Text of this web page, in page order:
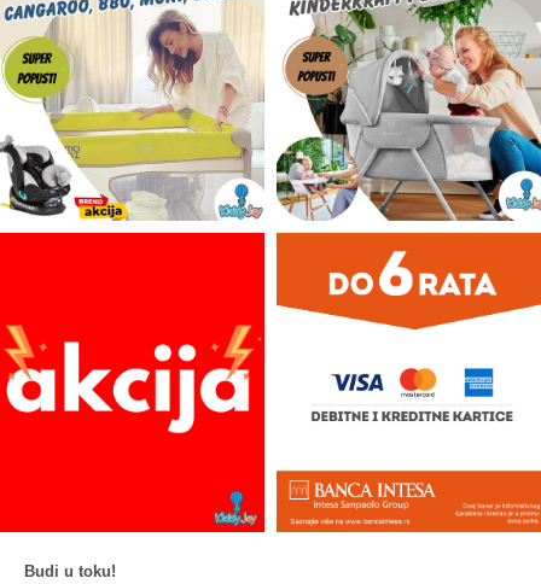
Budi u toku!